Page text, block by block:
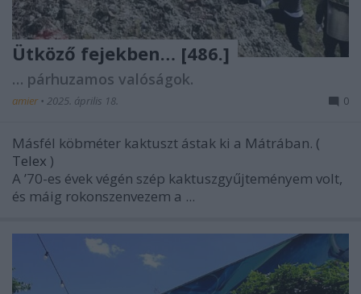
Ütköző fejekben… [486.]
… párhuzamos valóságok.
amier • 2025. április 18. 0
Másfél köbméter kaktuszt ástak ki a Mátrában. (
Telex )
A ’70-es évek végén szép kaktuszgyűjteményem volt,
és máig rokonszenvezem a ...